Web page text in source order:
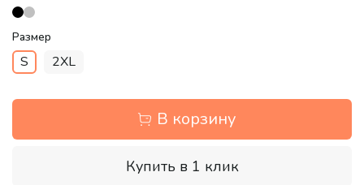
Размер
S 2XL
В корзину
Купить в 1 клик